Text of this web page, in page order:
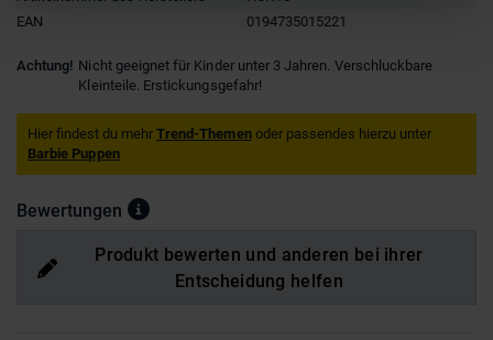
EAN
0194735015221
Achtung! Nicht geeignet für Kinder unter 3 Jahren. Verschluckbare
Kleinteile. Erstickungsgefahr!
Hier findest du mehr Trend-Themenoder passendes hierzu unter
Barbie Puppen
Bewertungen
Produkt bewerten und anderen bei ihrer
Entscheidung helfen